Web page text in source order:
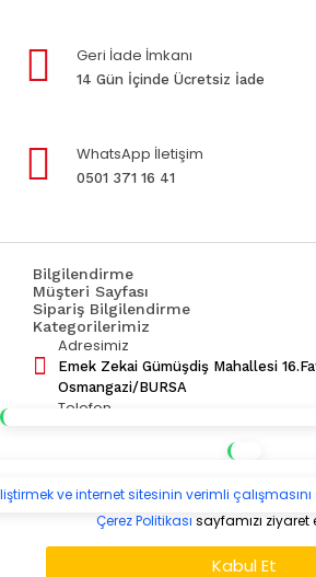
Geri İade İmkanı
14 Gün İçinde Ücretsiz İade
WhatsApp İletişim
0501 371 16 41
Bilgilendirme
Müşteri Sayfası
Sipariş Bilgilendirme
Kategorilerimiz
Adresimiz
Emek Zekai Gümüşdiş Mahallesi
Osmangazi/BURSA
Telefon
ve internet sitesinin verimli
Çerez Politikası sayfamızı ziyaret
Kabul Et
ÜRÜNLERI FILTRELE